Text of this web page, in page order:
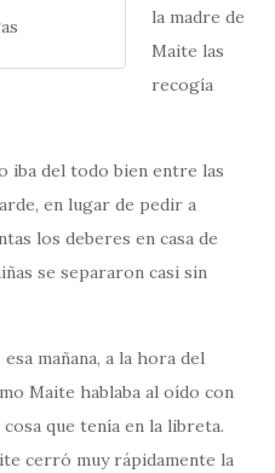
la madre de
Maite las
recogía
iba del todo bien entre las
en lugar de pedir a
los deberes en casa de
se separaron casi sin
mañana, a la hora del
Maite hablaba al oído con
cosa que tenía en la libreta.
cerró muy rápidamente la